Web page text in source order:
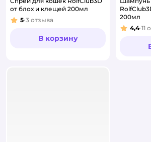
от блох и клещей 200мл
Рейтинг:
5 3 отзыва
В корзину
200мл
4,4 11